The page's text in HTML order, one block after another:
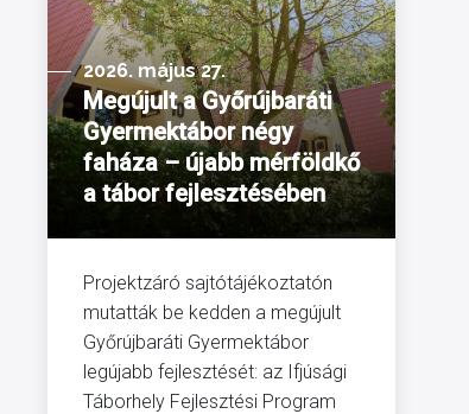
2026. május 27.
Megújult a Győrújbaráti
Gyermektábor négy
faháza – újabb mérföldkő
a tábor fejlesztésében
Projektzáró sajtótájékoztatón
mutatták be kedden a megújult
Győrújbaráti Gyermektábor
legújabb fejlesztését: az Ifjúsági
Táborhely Fejlesztési Program